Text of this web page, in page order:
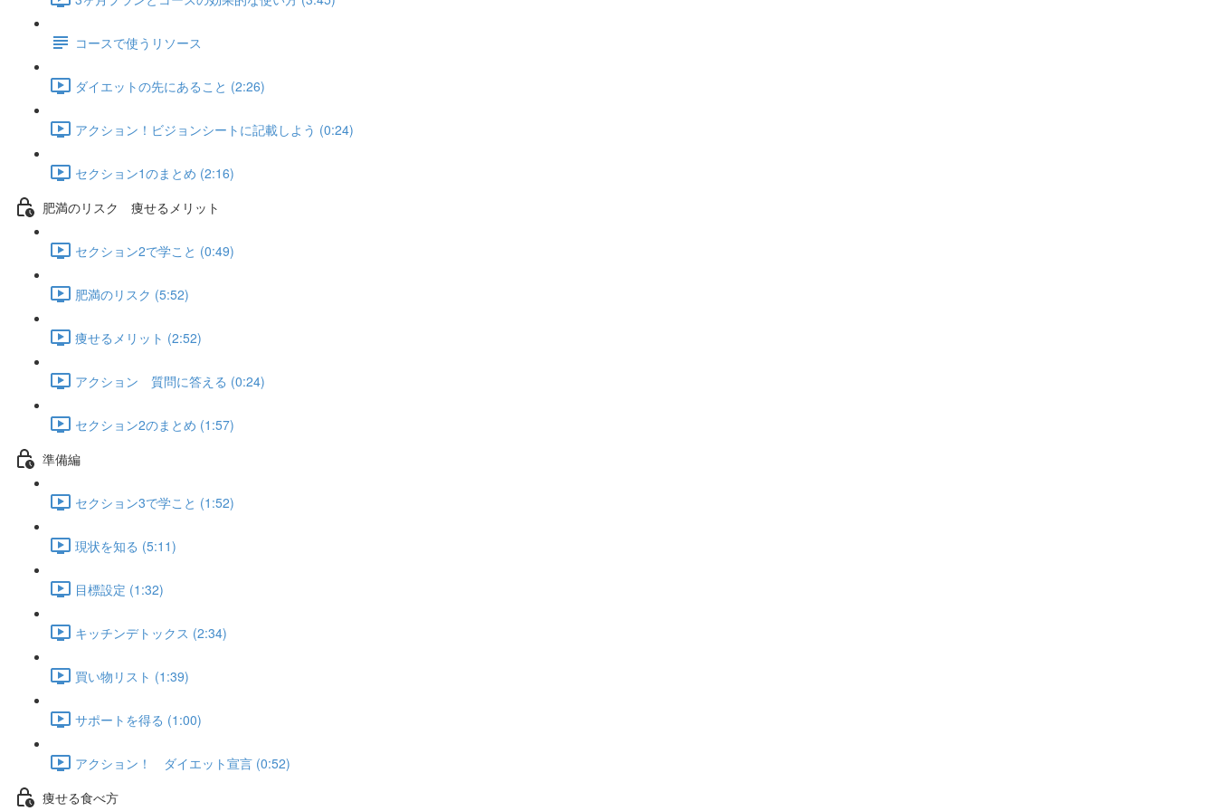
コースで使うリソース
ダイエットの先にあること (2:26)
アクション！ビジョンシートに記載しよう (0:24)
セクション1のまとめ (2:16)
肥満のリスク 痩せるメリット
セクション2で学こと (0:49)
肥満のリスク (5:52)
痩せるメリット (2:52)
アクション 質問に答える (0:24)
セクション2のまとめ (1:57)
準備編
セクション3で学こと (1:52)
現状を知る (5:11)
目標設定 (1:32)
キッチンデトックス (2:34)
買い物リスト (1:39)
サポートを得る (1:00)
アクション！ ダイエット宣言 (0:52)
痩せる食べ方